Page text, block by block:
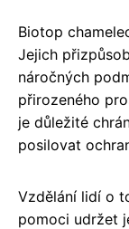
Biotop
Jejich
náročných
přirozeného
je důležité
posilovat
Vzdělání lidí o
pomoci udržet